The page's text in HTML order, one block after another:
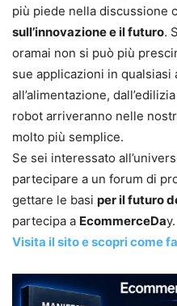
più piede nella discussione
sull’innovazione e il futuro.
oramai non si può più
sue applicazioni in qualsiasi
all’alimentazione,
robot arriveranno nelle
molto più semplice.
Se sei interessato
partecipare a un forum di
gettare le basi per il futuro
partecipa a EcommerceDay.
Visita il sito e scopri come